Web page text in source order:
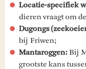
Locatie-specifiek
dieren vraagt om
Dugongs
bij Friwen;
Mantaroggen: Bij
grootste kans